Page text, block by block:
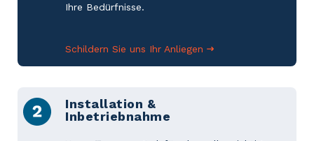
Ihre Bedürfnisse.
Schildern Sie uns Ihr Anliegen
Installation &
Inbetriebnahme